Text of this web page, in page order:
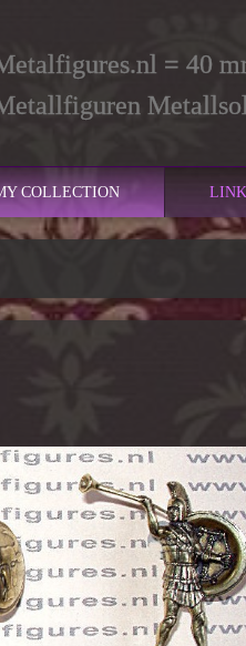
= 40
COLLECTION